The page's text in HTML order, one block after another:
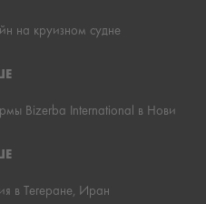
на круизном судне
Bizerba International в Нови
в Тегеране, Иран